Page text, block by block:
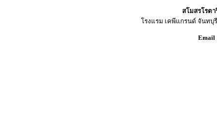
สโมสรโรต
โรงแรม เคพีแกรนด์ จันทบุ
Email